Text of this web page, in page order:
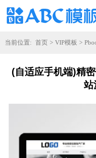
当前位置: 首页 > VIP模板 >
(自适应手机端)精
站